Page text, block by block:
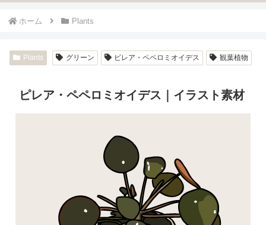
ホーム Plants
Plants グリーン ピレア・ペペロミオイデス 観葉植物
ピレア・ペペロミオイデス｜イラスト素材